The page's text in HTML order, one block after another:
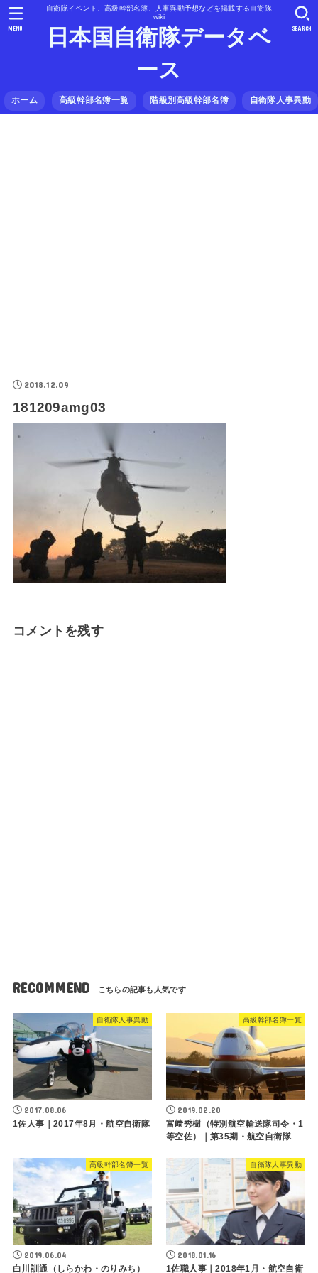
自衛隊イベント、高級幹部名簿、人事異動予想などを掲載する自衛隊
wiki
日本国自衛隊データベ
ース
ホーム 高級幹部名簿一覧 階級別高級幹部名簿 自衛隊人事異動
SEARCH
MENU
2018.12.09
181209amg03
コメントを残す
RECOMMEND
自衛隊人事異動
2017.08.06
1佐人事｜2017年8月・航空自衛隊
高級幹部名簿一覧
2019.02.20
富﨑秀樹（特別航空輸送隊司令・1
等空佐）｜第35期・航空自衛隊
高級幹部名簿一覧
2019.06.04
白川訓通（しらかわ・のりみち）
自衛隊人事異動
2018.01.16
1佐職人事｜2018年1月・航空自衛